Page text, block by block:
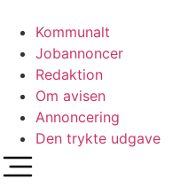
indhold
Kommunalt
Jobannoncer
Redaktion
Om avisen
Annoncering
Den trykte udgave